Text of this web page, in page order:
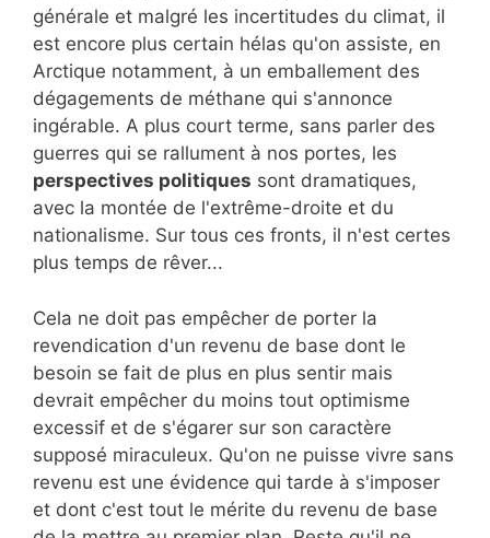
générale et malgré les incertitudes du climat, il
est encore plus certain hélas qu'on assiste, en
Arctique notamment, à un emballement des
dégagements de méthane qui s'annonce
ingérable. A plus court terme, sans parler des
guerres qui se rallument à nos portes, les
perspectives politiques sont dramatiques,
avec la montée de l'extrême-droite et du
nationalisme. Sur tous ces fronts, il n'est certes
plus temps de rêver...
Cela ne doit pas empêcher de porter la
revendication d'un revenu de base dont le
besoin se fait de plus en plus sentir mais
devrait empêcher du moins tout optimisme
excessif et de s'égarer sur son caractère
supposé miraculeux. Qu'on ne puisse vivre sans
revenu est une évidence qui tarde à s'imposer
et dont c'est tout le mérite du revenu de base